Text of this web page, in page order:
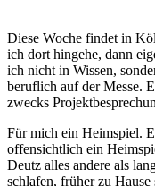
Diese Woche findet in
ich dort hingehe, dann
ich nicht in Wissen,
beruflich auf der Messe.
zwecks
Für mich ein Heimspiel.
offensichtlich ein
Deutz alles andere als
schlafen, früher zu